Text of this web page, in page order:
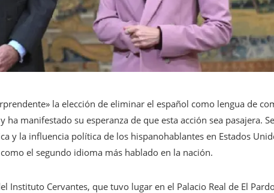
la elección de eliminar el español como lengua de
ha manifestado su esperanza de que esta acción sea pasajera.
y la influencia política de los hispanohablantes en Estados
el segundo idioma más hablado en la nación.
Instituto Cervantes, que tuvo lugar en el Palacio Real de El